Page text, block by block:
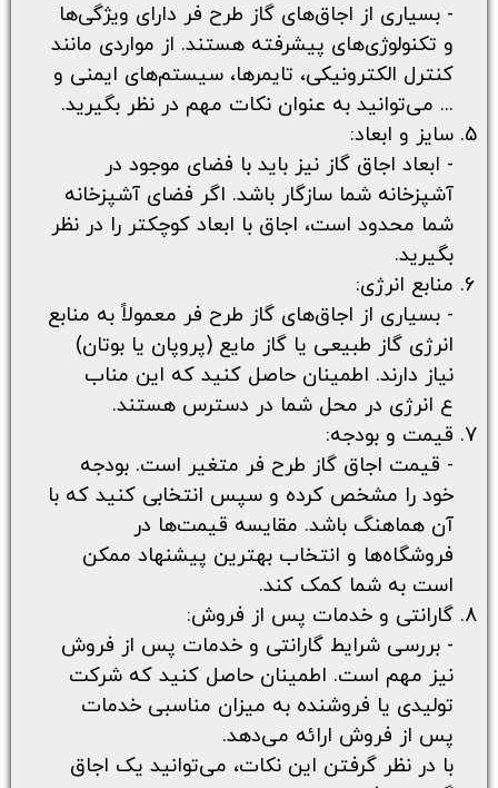
- بسیاری از اجاق‌های گاز طرح فر دارای ویژگی‌ها
و تکنولوژی‌های پیشرفته هستند. از مواردی مانند
کنترل الکترونیکی، تایمرها، سیستم‌های ایمنی و
... می‌توانید به عنوان نکات مهم در نظر بگیرید.
سایز و ابعاد:
- ابعاد اجاق گاز نیز باید با فضای موجود در
آشپزخانه شما سازگار باشد. اگر فضای آشپزخانه
شما محدود است، اجاق با ابعاد کوچکتر را در نظر
بگیرید.
منابع انرژی:
- بسیاری از اجاق‌های گاز طرح فر معمولاً به منابع
انرژی گاز طبیعی یا گاز مایع (پروپان یا بوتان)
نیاز دارند. اطمینان حاصل کنید که این مناب
ع انرژی در محل شما در دسترس هستند.
قیمت و بودجه:
- قیمت اجاق گاز طرح فر متغیر است. بودجه
خود را مشخص کرده و سپس انتخابی کنید که با
آن هماهنگ باشد. مقایسه قیمت‌ها در
فروشگاه‌ها و انتخاب بهترین پیشنهاد ممکن
است به شما کمک کند.
گارانتی و خدمات پس از فروش:
- بررسی شرایط گارانتی و خدمات پس از فروش
نیز مهم است. اطمینان حاصل کنید که شرکت
تولیدی یا فروشنده به میزان مناسبی خدمات
پس از فروش ارائه می‌دهد.
با در نظر گرفتن این نکات، می‌توانید یک اجاق